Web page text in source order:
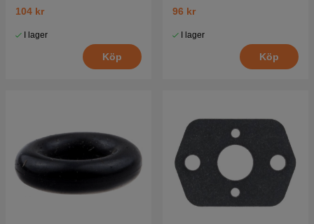
104 kr
I lager
Köp
96 kr
I lager
Köp